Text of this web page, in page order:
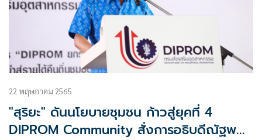
22 พฤษภาคม 2565
"สุริยะ" ดันนโยบายชุมชน ก้าวสู่ยุคที่ 4
DIPROM Community สั่งการอธิบดีณัฐพล